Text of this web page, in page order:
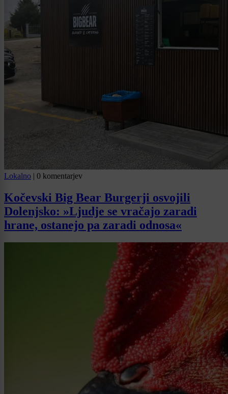
Lokalno | 0 komentarjev
Kočevski Big Bear Burgerji osvojili
Dolenjsko: »Ljudje se vračajo zaradi
hrane, ostanejo pa zaradi odnosa«